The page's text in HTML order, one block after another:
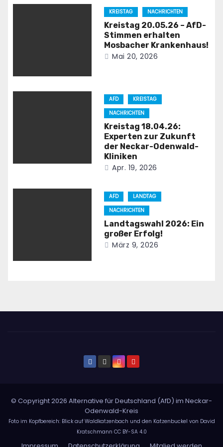
KREISTAG NACHRICHTEN
Kreistag 20.05.26 – AfD-
Stimmen erhalten
Mosbacher Krankenhaus!
Mai 20, 2026
AFD
KREISTAG
NACHRICHTEN
Kreistag 18.04.26:
Experten zur Zukunft
der Neckar-Odenwald-
Kliniken
Apr. 19, 2026
AFD
LANDTAG
NACHRICHTEN
Landtagswahl 2026: Ein
großer Erfolg!
März 9, 2026
© Copyright 2026 Alternative für Deutschland (AfD) im Neckar-
Odenwald-Kreis
Foto im Kopfbereich: Blick auf Waldkatzenbach und den Katzenbuckel von David
Kratschmann CC BY-SA 4.0